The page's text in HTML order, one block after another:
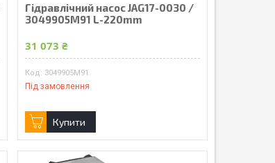
Гідравлічний насос JAG17-0030 /
3049905M91 L-220mm
31 073 ₴
3049905M91
Під замовлення
Купити